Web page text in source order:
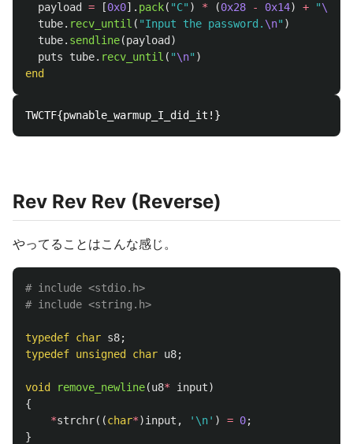
payload
= [0x0]. pack( "C" ) * (0x28 - 0x14) + "
tube. recv_until ( "Input the password. \n" )
tube. sendline(payload )
puts
tube. recv_until ( "\n" )
end
Rev Rev Rev (Reverse)
やってることはこんな感じ。
# include <stdio.h>
typedef char s8;
typedef unsigned char u8;
void remove_newline(u8* input)
{
*strchr((char*)input , '\n' ) = 0;
}